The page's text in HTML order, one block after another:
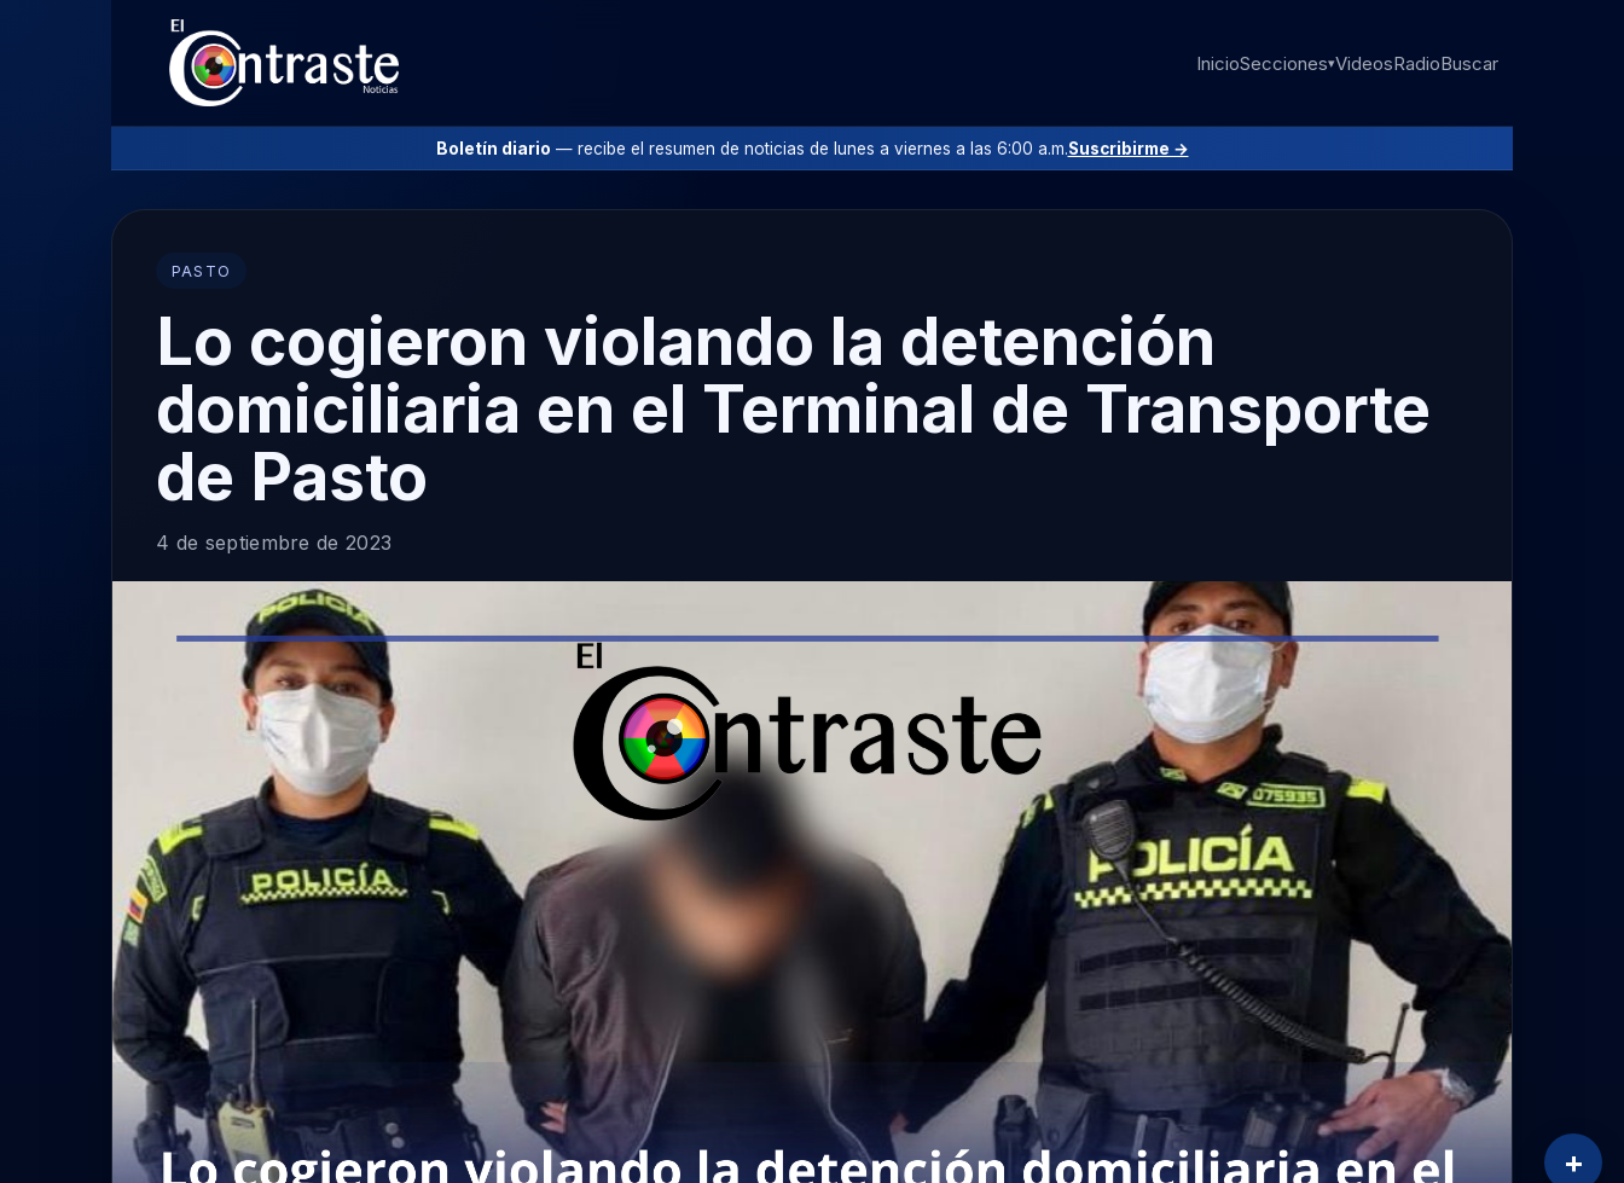
InicioSecciones▾VideosRadioBuscar
Boletín diario — recibe el resumen de noticias de lunes a viernes a las 6:00 a.m.Suscribirme →
PASTO
Lo cogieron violando la detención
domiciliaria en el Terminal de Transporte
de Pasto
4 de septiembre de 2023
+